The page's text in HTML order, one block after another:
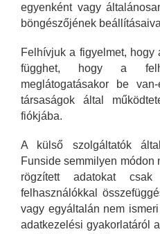
egyenként vagy
böngészőjének
Felhívjuk a figyelmet,
függhet, hogy a
meglátogatásakor be
társaságok által
fiókjába.
A külső szolgáltatók
Funside semmilyen módon
rögzített adatokat
felhasználókkal
vagy egyáltalán nem
adatkezelési gyakorlatáról